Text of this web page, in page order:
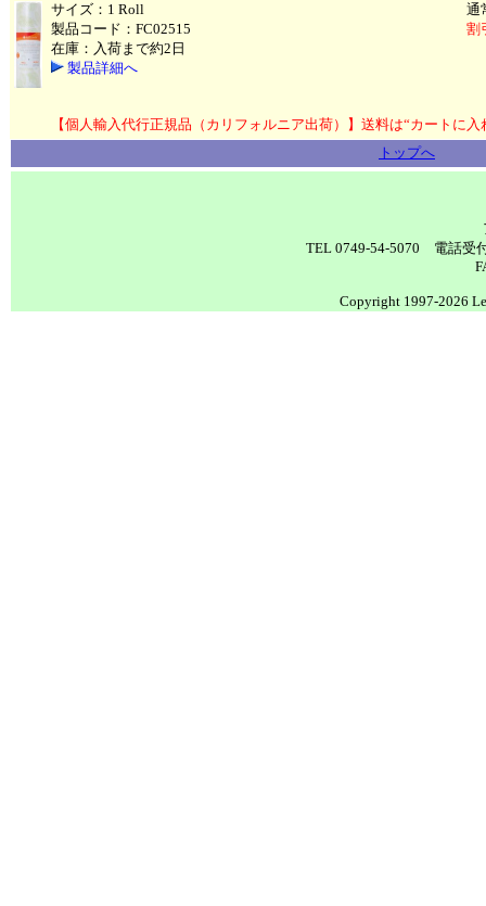
サイズ：1 Roll
製品コード：FC02515
在庫：入荷まで約2日
製品詳細へ
通
割
【個人輸入代行正規品（カリフォルニア出荷）】送料は“カートに
トップへ
TEL 0749-54-5070 電話受
Copyright 1997-2026